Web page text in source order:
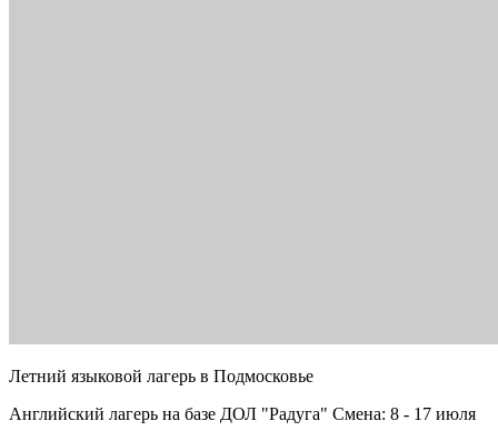
Летний языковой лагерь в Подмосковье
Английский лагерь на базе ДОЛ "Радуга" Смена: 8 - 17 июля